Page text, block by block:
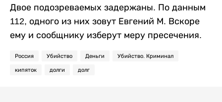
Двое подозреваемых задержаны. По данным
112, одного из них зовут Евгений М. Вскоре
ему и сообщнику изберут меру пресечения.
Россия Убийство Деньги Убийство. Криминал
кипяток долги долг